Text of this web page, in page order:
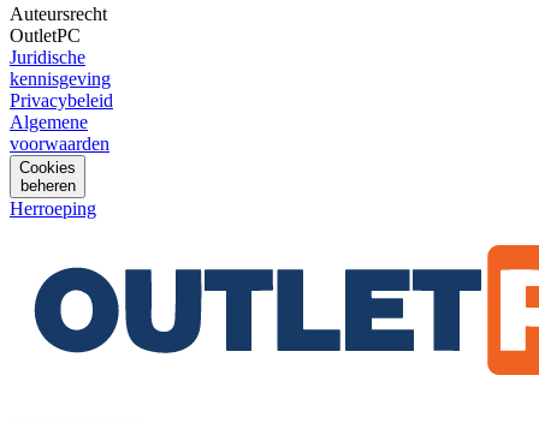
Auteursrecht
OutletPC
Juridische
kennisgeving
Privacybeleid
Algemene
voorwaarden
Cookies
beheren
Herroeping